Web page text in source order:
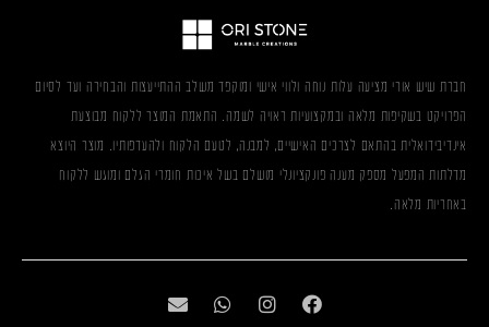
חברת שיש אורי מציעה עלות נוחה ולווי אישי ומוקפד משלב ההתייעצות והבחירה ועד לסיום
הפרויקט בשקיפות מלאה ובמקצועיות ראויה לשמה. התאמת המוצר ללקוח מבוצעת
אינדיבידואלית בהתאם לצרכים האישיים, למבנה, לטעם הלקוח ולהעדפותיו. מוצר היוצא
מדלתות המפעל מספק מענה פונקציונלי מושלם בשל איכות חומרי הגלם ומוגש ללקוח
באחריות מלאה.